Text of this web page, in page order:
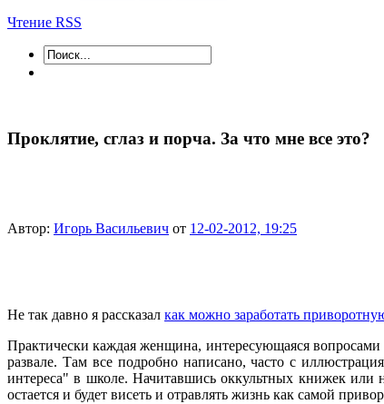
Чтение RSS
Проклятие, сглаз и порча. За что мне все это?
Автор: Игорь Васильевич от 12-02-2012, 19:25
Не так давно я рассказал как можно заработать
Практически каждая женщина, интересующаяся
развале. Там все подробно написано, часто с
интереса" в школе. Начитавшись оккультных книжек или
остается и будет висеть и отравлять жизнь как самой